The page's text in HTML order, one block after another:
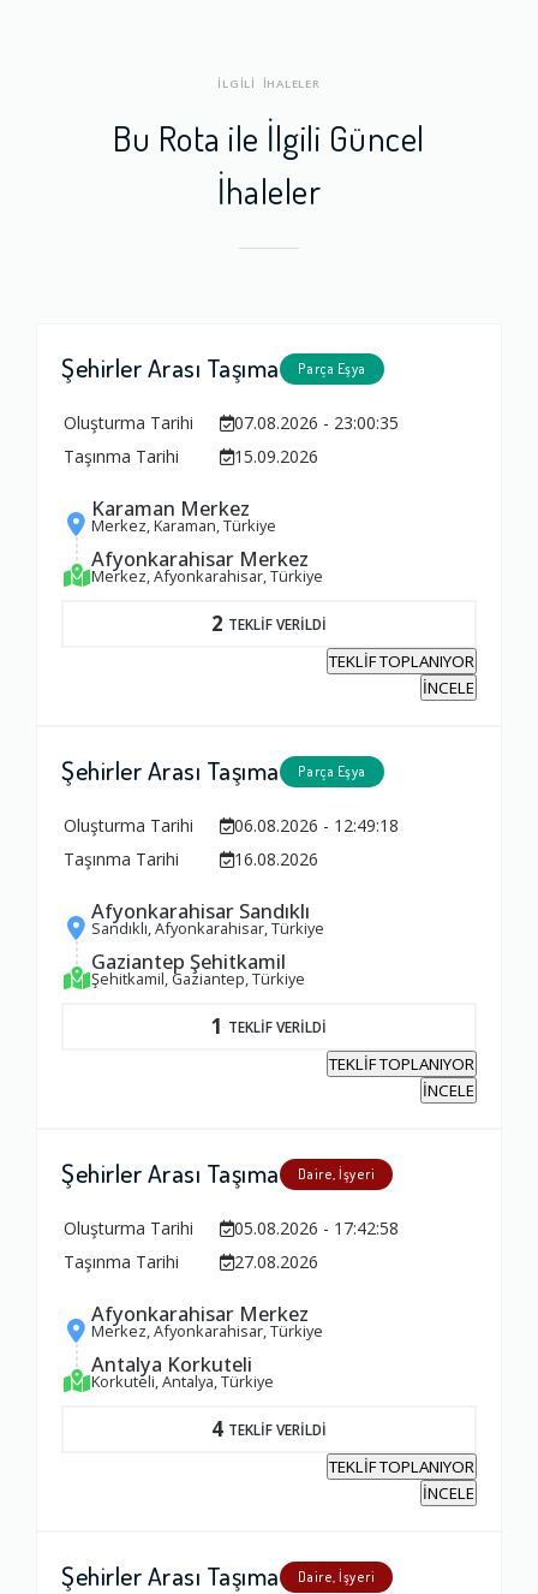
İLGİLİ İHALELER
Bu Rota ile İlgili Güncel
İhaleler
Şehirler Arası Taşıma Parça Eşya
Oluşturma Tarihi
07.08.2026 - 23:00:35
Taşınma Tarihi
15.09.2026
Karaman Merkez
Merkez, Karaman, Türkiye
Afyonkarahisar Merkez
Merkez, Afyonkarahisar, Türkiye
2 TEKLİF VERİLDİ
TEKLİF TOPLANIYOR
İNCELE
Şehirler Arası Taşıma Parça Eşya
Oluşturma Tarihi
06.08.2026 - 12:49:18
Taşınma Tarihi
16.08.2026
Afyonkarahisar Sandıklı
Sandıklı, Afyonkarahisar, Türkiye
Gaziantep Şehitkamil
Şehitkamil, Gaziantep, Türkiye
1 TEKLİF VERİLDİ
TEKLİF TOPLANIYOR
İNCELE
Şehirler Arası Taşıma Daire, İşyeri
Oluşturma Tarihi
05.08.2026 - 17:42:58
Taşınma Tarihi
27.08.2026
Afyonkarahisar Merkez
Merkez, Afyonkarahisar, Türkiye
Antalya Korkuteli
Korkuteli, Antalya, Türkiye
4 TEKLİF VERİLDİ
TEKLİF TOPLANIYOR
İNCELE
Şehirler Arası Taşıma Daire, İşyeri